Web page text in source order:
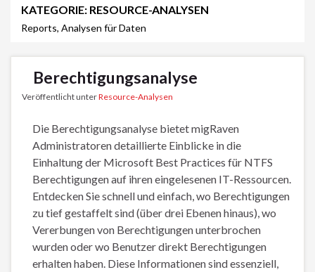
KATEGORIE: RESOURCE-ANALYSEN
Reports, Analysen für Daten
Berechtigungsanalyse
Veröffentlicht unterResource-Analysen
Die Berechtigungsanalyse bietet migRaven
Administratoren detaillierte Einblicke in die
Einhaltung der Microsoft Best Practices für NTFS
Berechtigungen auf ihren eingelesenen IT-Ressourcen.
Entdecken Sie schnell und einfach, wo Berechtigungen
zu tief gestaffelt sind (über drei Ebenen hinaus), wo
Vererbungen von Berechtigungen unterbrochen
wurden oder wo Benutzer direkt Berechtigungen
erhalten haben. Diese Informationen sind essenziell,